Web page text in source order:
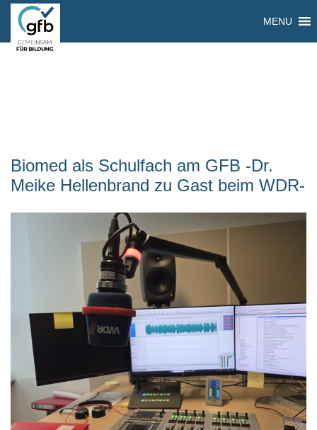
MENU
Biomed als Schulfach am GFB -Dr.
Meike Hellenbrand zu Gast beim WDR-